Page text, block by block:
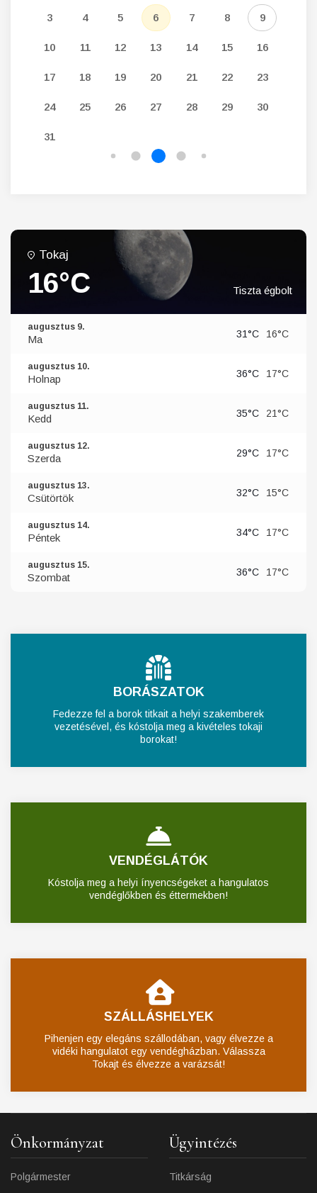
3 4 5 6 7 8 9
10 11 12 13 14 15 16
17 18 19 20 21 22 23
24 25 26 27 28 29 30
31
Tokaj
16°C Tiszta égbolt
augusztus 9.
Ma 31°C 16°C
augusztus 10.
Holnap 36°C 17°C
augusztus 11.
Kedd 35°C 21°C
augusztus 12.
Szerda 29°C 17°C
augusztus 13.
Csütörtök 32°C 15°C
augusztus 14.
Péntek 34°C 17°C
augusztus 15.
Szombat 36°C 17°C
BORÁSZATOK
Fedezze fel a borok titkait a helyi szakemberek
vezetésével, és kóstolja meg a kivételes tokaji
borokat!
VENDÉGLÁTÓK
Kóstolja meg a helyi ínyencségeket a hangulatos
vendéglőkben és éttermekben!
SZÁLLÁSHELYEK
Pihenjen egy elegáns szállodában, vagy élvezze a
vidéki hangulatot egy vendégházban. Válassza
Tokajt és élvezze a varázsát!
Önkormányzat
Polgármester
Ügyintézés
Titkárság